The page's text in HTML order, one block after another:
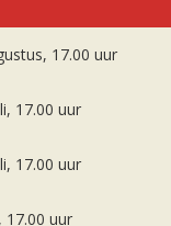
17.00 uur
17.00 uur
17.00 uur
17.00 uur